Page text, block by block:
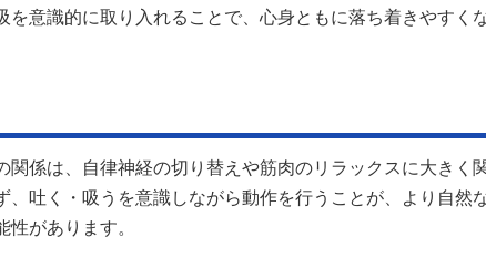
を意識的に取り入れることで、心身ともに落ち着きやすく
関係は、自律神経の切り替えや筋肉のリラックスに大きく
、吐く・吸うを意識しながら動作を行うことが、より自然
性があります。